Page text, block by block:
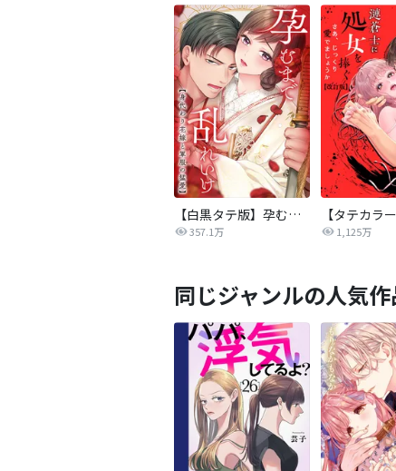
【白黒タテ版】孕むまで乱れいけ～身代わり花嫁と軍服の猛愛
357.1万 1,125万
同じジャンルの人気作